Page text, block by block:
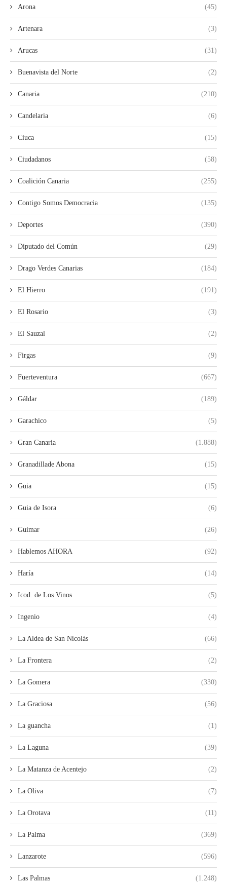
Arona (45)
Artenara (3)
Arucas (31)
Buenavista del Norte (2)
Canaria (210)
Candelaria (6)
Ciuca (15)
Ciudadanos (58)
Coalición Canaria (255)
Contigo Somos Democracia (135)
Deportes (390)
Diputado del Común (29)
Drago Verdes Canarias (184)
El Hierro (191)
El Rosario (3)
El Sauzal (2)
Firgas (9)
Fuerteventura (667)
Gáldar (189)
Garachico (5)
Gran Canaria (1.888)
Granadillade Abona (15)
Guia (15)
Guia de Isora (6)
Guimar (26)
Hablemos AHORA (92)
Haría (14)
Icod. de Los Vinos (5)
Ingenio (4)
La Aldea de San Nicolás (66)
La Frontera (2)
La Gomera (330)
La Graciosa (56)
La guancha (1)
La Laguna (39)
La Matanza de Acentejo (2)
La Oliva (7)
La Orotava (11)
La Palma (369)
Lanzarote (596)
Las Palmas (1.248)